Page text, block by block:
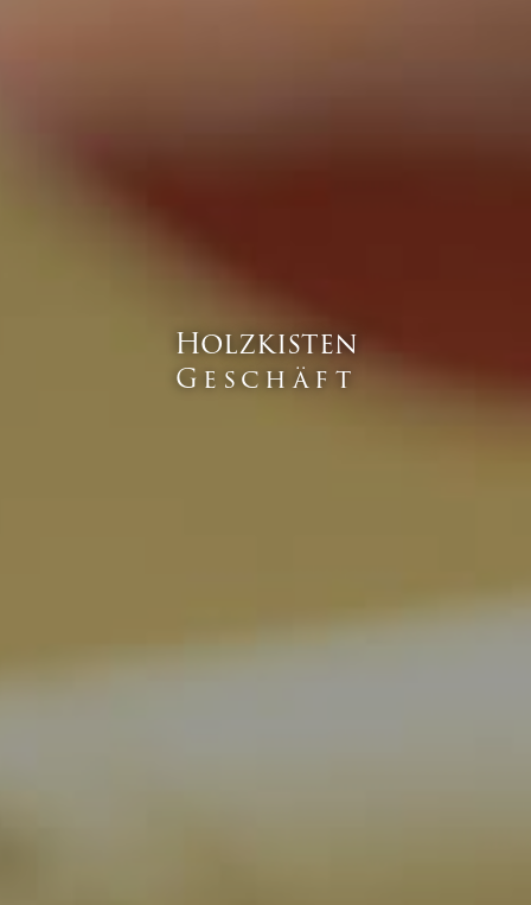
Holzkisten
Geschäft